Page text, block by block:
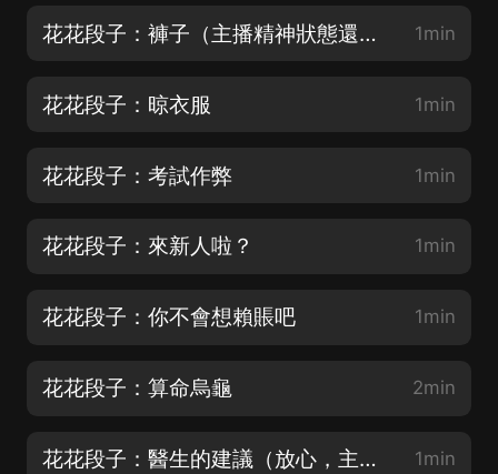
花花段子：褲子（主播精神狀態還算穩定） 1min
花花段子：晾衣服 1min
花花段子：考試作弊 1min
花花段子：來新人啦？ 1min
花花段子：你不會想賴賬吧 1min
花花段子：算命烏龜 2min
花花段子：醫生的建議（放心，主播精神狀態很穩定） 1min